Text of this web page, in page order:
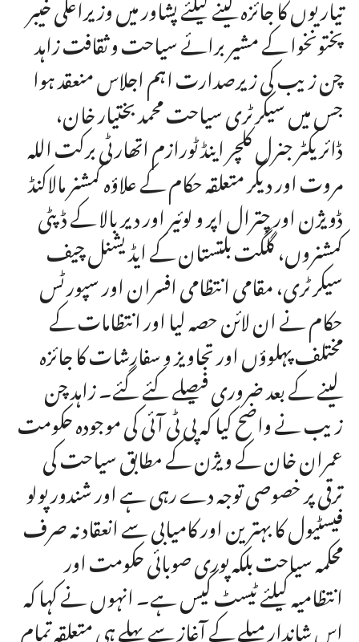
پختونخوا کے مشیر برائے سیاحت و ثقافت زاہد
چن زیب کی زیرصدارت اہم اجلاس منعقد ہوا
جس میں سیکرٹری سیاحت محمد بختیار خان،
ڈائریکٹر جنرل کلچر اینڈ ٹورازم اتھارٹی برکت اللہ
مروت اور دیگر متعلقہ حکام کے علاؤہ کمشنر مالاکنڈ
ڈویژن اور چترال اپر و لوئیر اور دیر بالا کے ڈپٹی
کمشنروں، گلگت بلتستان کے ایڈیشنل چیف
سیکرٹری، مقامی انتظامی افسران اور سپورٹس
حکام نے ان لائن حصہ لیا اور انتظامات کے
مختلف پہلوؤں اور تجاویز و سفارشات کا جائزہ
لینے کے بعد ضروری فیصلے کئے گئے۔ زاہد چن
زیب نے واضح کیا کہ پی ٹی آئی کی موجودہ حکومت
عمران خان کے ویژن کے مطابق سیاحت کی
ترقی پر خصوصی توجہ دے رہی ہے اور شندور پولو
فیسٹیول کا بہترین اور کامیابی سے انعقاد نہ صرف
محکمہ سیاحت بلکہ پوری صوبائی حکومت اور
انتظامیہ کیلئے ٹیسٹ کیس ہے۔ انہوں نے کہا کہ
اس شاندار میلے کے آغاز سے پہلے ہی متعلقہ تمام